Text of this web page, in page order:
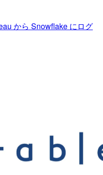
から Snowflake にログ